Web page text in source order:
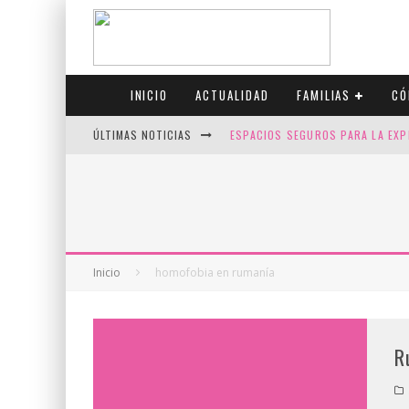
INICIO ACTUALIDAD FAMILIAS
ÚLTIMAS NOTICIAS ESPACIOS SEGUROS PARA LA
CANADÁ CELEBRA EL ORGULLO
Inicio homofobia en rumanía